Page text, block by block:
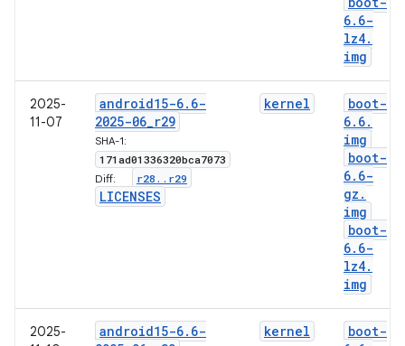
6. 6-
lz4.
img
2025-
11-07
android15-6. 6-
2025-06_r29
SHA-1:
171ad01336320bca7073
Diff: r28 . . r29
LICENSES
kernel
boot-
6. 6.
img
boot-
6. 6-
gz .
img
boot-
6. 6-
lz4.
img
2025-
android15-6. 6-
kernel
boot-